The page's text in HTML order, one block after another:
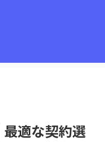
適な契約選